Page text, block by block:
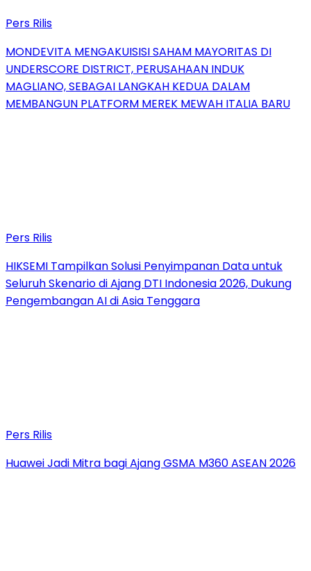
Pers Rilis
MONDEVITA MENGAKUISISI SAHAM MAYORITAS DI
UNDERSCORE DISTRICT, PERUSAHAAN INDUK
MAGLIANO, SEBAGAI LANGKAH KEDUA DALAM
MEMBANGUN PLATFORM MEREK MEWAH ITALIA BARU
Pers Rilis
HIKSEMI Tampilkan Solusi Penyimpanan Data untuk
Seluruh Skenario di Ajang DTI Indonesia 2026, Dukung
Pengembangan AI di Asia Tenggara
Pers Rilis
Huawei Jadi Mitra bagi Ajang GSMA M360 ASEAN 2026